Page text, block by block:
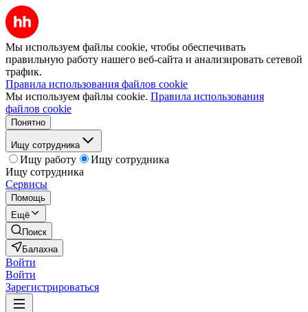
Мы используем файлы cookie, чтобы обеспечивать
правильную работу нашего веб-сайта и анализировать сетевой
трафик.
Правила использования файлов cookie
Мы используем файлы cookie. Правила использования
файлов cookie
Понятно
Ищу сотрудника
Ищу работу
Ищу сотрудника
Ищу сотрудника
Сервисы
Помощь
Ещё
Поиск
Балахна
Войти
Войти
Зарегистрироваться